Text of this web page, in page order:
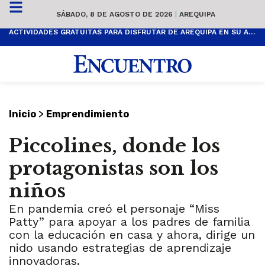
SÁBADO, 8 DE AGOSTO DE 2026 | AREQUIPA
ACTIVIDADES GRATUITAS PARA DISFRUTAR DE AREQUIPA EN SU ANIVERSARIO
Inicio > Emprendimiento
Piccolines, donde los
protagonistas son los
niños
En pandemia creó el personaje “Miss
Patty” para apoyar a los padres de familia
con la educación en casa y ahora, dirige un
nido usando estrategias de aprendizaje
innovadoras.